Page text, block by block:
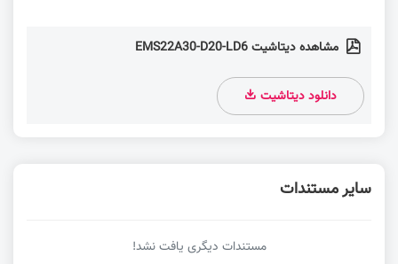
مشاهده دیتاشیت EMS22A30-D20-LD6
دانلود دیتاشیت
سایر مستندات
مستندات دیگری یافت نشد!